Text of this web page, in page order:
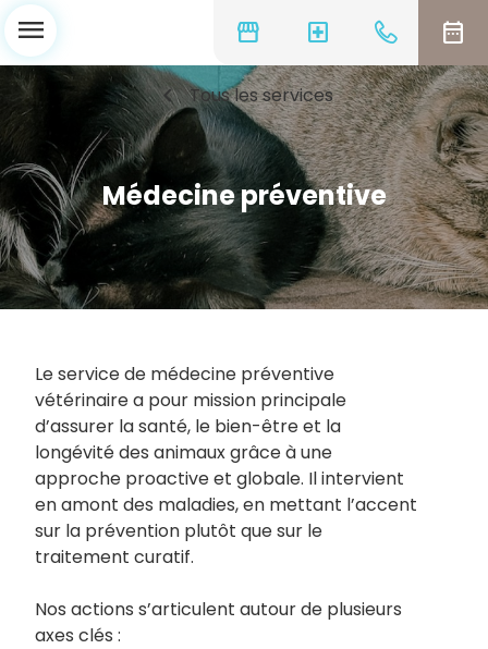
storefront local_hospital date_range
menu
chevron_left Tous les services
Médecine préventive
Le service de médecine préventive
vétérinaire a pour mission principale
d’assurer la santé, le bien-être et la
longévité des animaux grâce à une
approche proactive et globale. Il intervient
en amont des maladies, en mettant l’accent
sur la prévention plutôt que sur le
traitement curatif.
Nos actions s’articulent autour de plusieurs
axes clés :